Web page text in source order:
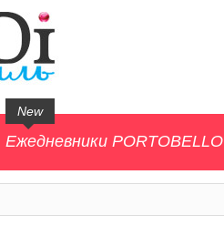
Ежедневники PORTOBELLO
New